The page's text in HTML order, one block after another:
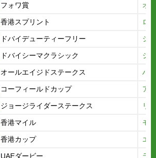
フォワ賞 オ
香港スプリント ロ
ドバイデューティーフリー ジ
ドバイシーマクラシック ジ
オールエイジドステークス ハ
コーフィールドカップ ア
ジョージライダーステークス リ
香港マイル モ
香港カップ エ
UAEダービー ラニ